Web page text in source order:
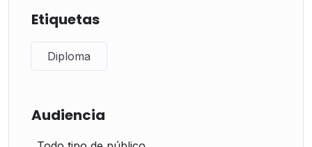
Etiquetas
Diploma
Audiencia